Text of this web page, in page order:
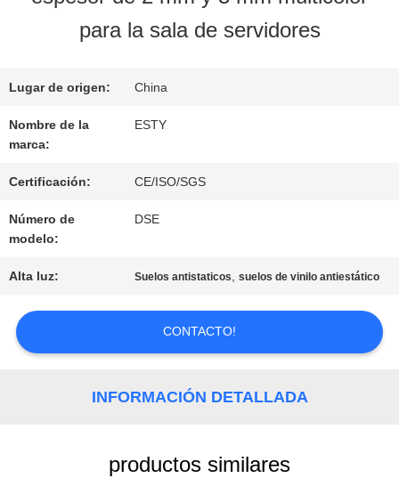
NOSOTROS
RECORRIDO
POR
FÁBRICA
CONTROL
DE
CALIDAD
para la sala de servidores
Lugar de origen: China
Nombre de la
marca:
ESTY
Certificación: CE/ISO/SGS
Número de
modelo:
DSE
Alta luz: Suelos antistaticos,suelos de vinilo antiestático
CONTACTO!
INFORMACIÓN DETALLADA
productos similares